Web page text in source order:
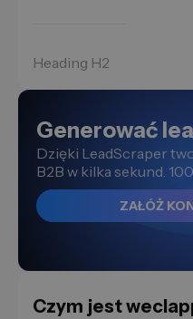
Heading H2
Generować
Dzięki LeadScraper
B2B w kilka sekund.
ZAŁÓŻ
Czym jest